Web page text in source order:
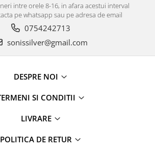
intre orele 8-16, in afara acestui interval
pe whatsapp sau pe adresa de email
0754242713
sonissilver@gmail.com
DESPRE NOI
SI CONDITII
LIVRARE
POLITICA DE RETUR